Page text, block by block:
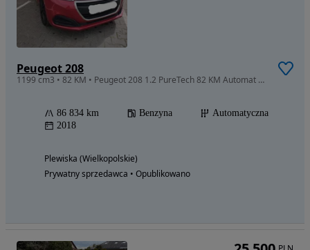
Peugeot 208
1199 cm3 • 82 KM • Peugeot 208 1.2 PureTech 82 KM Automat + LPG | 2018 | 87 000 km
86 834 km Benzyna
Automatyczna
2018
Plewiska (Wielkopolskie)
Prywatny sprzedawca • Opublikowano